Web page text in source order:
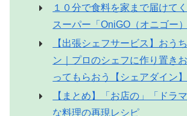
１０分で食料を家まで届けて
スーパー「OniGO（オニゴー）
【出張シェフサービス】おう
ン｜プロのシェフに作り置き
ってもらおう【シェアダイン】
【まとめ】「お店の」「ドラ
な料理の再現レシピ